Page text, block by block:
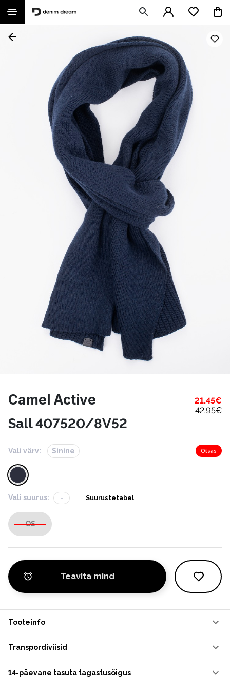
Camel Active 21.45€
42.95€
Sall 407520/8V52
Vali värv: Sinine Otsas
Vali suurus: - Suurustetabel
OS
Teavita mind
Tooteinfo
Transpordiviisid
14-päevane tasuta tagastusõigus